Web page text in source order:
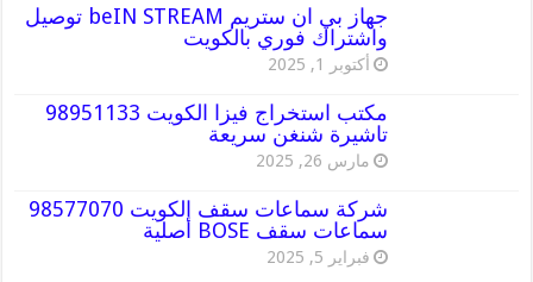
جهاز بي ان ستريم beIN STREAM توصيل
واشتراك فوري بالكويت
أكتوبر 1, 2025
مكتب استخراج فيزا الكويت 98951133
تاشيرة شنغن سريعة
مارس 26, 2025
شركة سماعات سقف الكويت 98577070
سماعات سقف BOSE أصلية
فبراير 5, 2025